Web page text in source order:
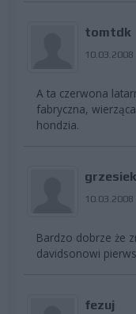
tomtdk
10.03.2008
A ta czerwona
fabryczna,
hondzia.
10.03.2008
Bardzo dobrze że
davidsonowi
fezuj